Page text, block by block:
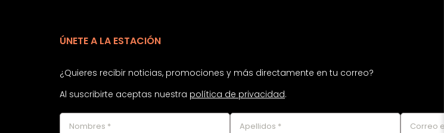
ÚNETE A LA ESTACIÓN
¿Quieres recibir noticias, promociones y más directamente en tu correo?
Al suscribirte aceptas nuestra política de privacidad.